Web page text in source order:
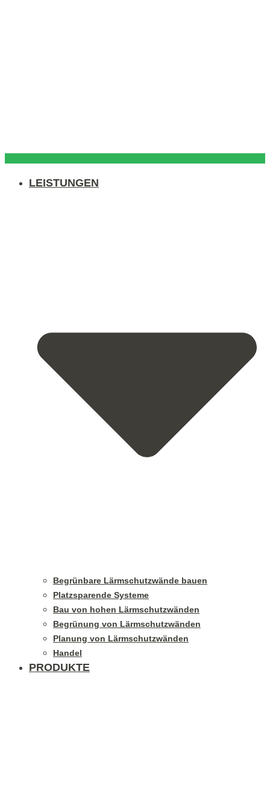
LEISTUNGEN
Begrünbare Lärmschutzwände bauen
Platzsparende Systeme
Bau von hohen Lärmschutzwänden
Begrünung von Lärmschutzwänden
Planung von Lärmschutzwänden
Handel
PRODUKTE